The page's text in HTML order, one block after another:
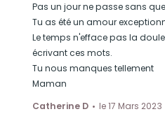
Pas un jour ne passe sans
Tu as été un amour
Le temps n'efface pas la
écrivant ces mots.
Tu nous manques tellement
Maman
Catherine D
le 17 Mars 2023